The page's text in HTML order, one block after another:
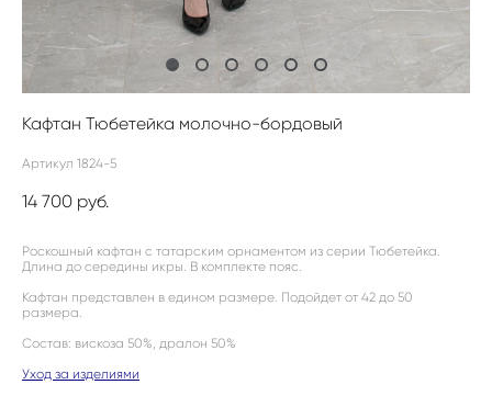
Кафтан Тюбетейка молочно-бордовый
Артикул 1824-5
14 700 pуб.
Роскошный кафтан с татарским орнаментом из серии Тюбетейка.
Длина до середины икры. В комплекте пояс.
Кафтан представлен в едином размере. Подойдет от 42 до 50
размера.
Состав: вискоза 50%, дралон 50%
Уход за изделиями